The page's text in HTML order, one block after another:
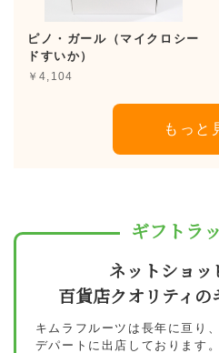
ピノ・ガール（マイクロシー
ドすいか）
￥4,104
もっと
ギフトラ
ネットショッ
百貨店クオリティ
キムラフルーツは長年に亘り
デパートに出店しております